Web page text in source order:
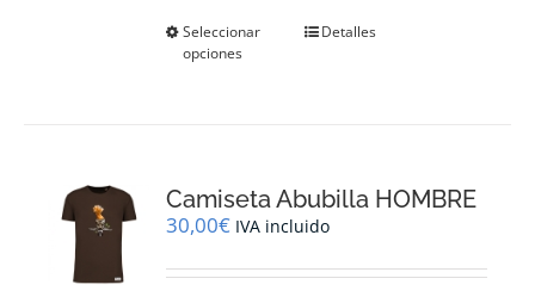
Seleccionar
opciones
Este
se
pueden
en
Detalles
Camiseta Abubilla HOMBRE
30,00€ IVA incluido